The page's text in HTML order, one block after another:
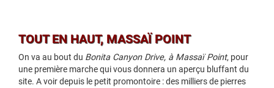
TOUT EN HAUT, MASSAÏ POINT
On va au bout du Bonita Canyon Drive, à Massaï Point, pour
une première marche qui vous donnera un aperçu bluffant du
site. A voir depuis le petit promontoire : des milliers de pierres